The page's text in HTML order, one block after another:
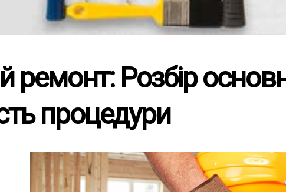
ремонт: Розбір
процедури